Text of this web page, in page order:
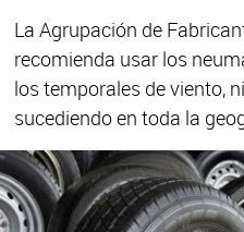
La Agrupación de
recomienda usar los
los temporales de viento,
sucediendo en toda la